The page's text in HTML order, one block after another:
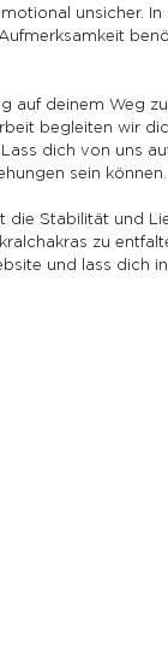
unsicher.
auf deinem Weg
begleiten wir
dich von uns
sein können.
die Stabilität und
zu
und lass dich